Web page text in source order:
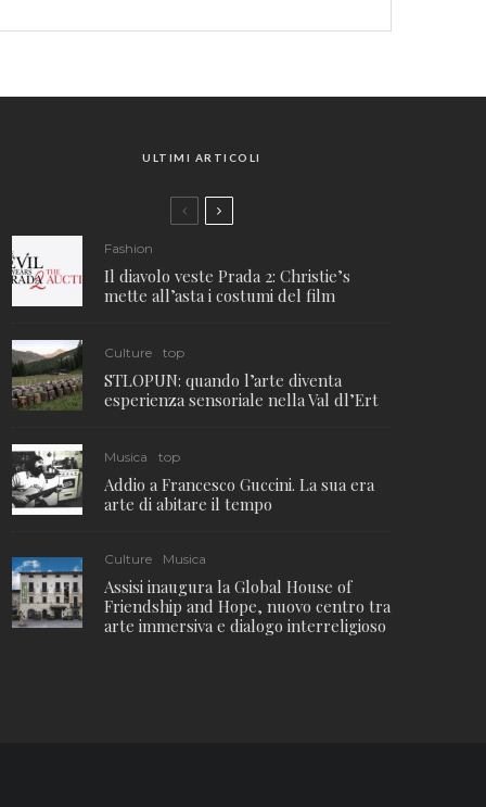
ULTIMI ARTICOLI
Fashion
Il diavolo veste Prada 2: Christie’s
mette all’asta i costumi del film
Culture top
STLOPUN: quando l’arte diventa
esperienza sensoriale nella Val dl’Ert
Musica top
Addio a Francesco Guccini. La sua era
arte di abitare il tempo
Culture Musica
Assisi inaugura la Global House of
Friendship and Hope, nuovo centro tra
arte immersiva e dialogo interreligioso